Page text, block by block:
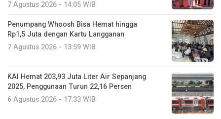
7 Agustus 2026 - 13:59 WIB
KAI Hemat 203,93 Juta Liter Air Sepanjang
2025, Penggunaan Turun 22,16 Persen
Penumpang KRL Jabodetabek Tembus
210,47 Juta pada Januari–Juli 2026,